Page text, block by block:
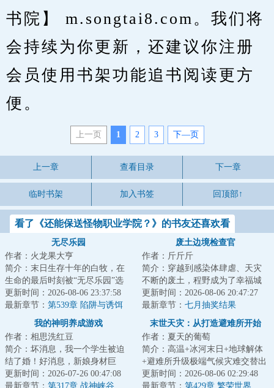
书院】 m.songtai8.com。我们将
会持续为你更新，还建议你注册
会员使用书架功能追书阅读更方
便。
上一页 1 2 3 下—页
上一章 查看目录 下一章
临时书架 加入书签 回顶部↑
看了《还能保送怪物职业学院？》的书友还喜欢看
无尽乐园
作者：火龙果大亨
简介：末日生存十年的白牧，在
生命的最后时刻被“无尽乐园”选
中，成为一名玩家。荒岛求生，
丧尸危机，收...
更新时间：2026-08-06 23:37:58
最新章节： 第539章 陷阱与诱饵
废土边境检查官
作者：斤斤斤
简介：穿越到感染体肆虐、天灾
不断的废土，程野成为了幸福城
的边境检查官。每一个想要加入
幸福城的幸存者...
更新时间：2026-08-06 20:47:27
最新章节： 七月抽奖结果
我的神明养成游戏
作者：相思洗红豆
简介：坏消息，我一个学生被迫
结了婚！好消息，新娘身材巨
好！坏消息，我老婆不允许我去
夜店酒吧KTV！好...
更新时间：2026-07-26 00:47:08
最新章节： 第317章 战神峡谷
末世天灾：从打造避难所开始
作者：夏天的葡萄
简介：高温+冰河末日+地球解体
+避难所升级极端气候灾难交替出
现，地表生物灭绝，人类文明走
向末日。苏武...
更新时间：2026-08-06 02:29:48
最新章节： 第429章 繁荣世界